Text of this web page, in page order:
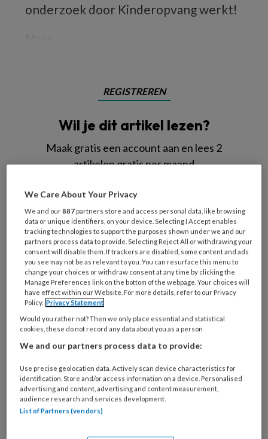
onderzoek door Kinderopvang werkt!
REGISTREREN
Wil je dit artikel lezen?
Maak gratis een account aan en lees 2
artikelen gratis per maand
Al een account of abonnement?
Wat
is
je
e-
mailadres?
* *
Kies
je
wachtwoord*
Kies
functie *
Bij
welke
organisatie
werk
Untitled
We Care About Your Privacy
We and our887 partners store and access personal data, like browsing
data or unique identifiers, on your device. Selecting I Accept enables
tracking technologies to support the purposes shown under we and our
partners process data to provide. Selecting Reject All or withdrawing your
consent will disable them. If trackers are disabled, some content and ads
you see may not be as relevant to you. You can resurface this menu to
change your choices or withdraw consent at any time by clicking the
Manage Preferences link on the bottom of the webpage. Your choices will
have effect within our Website. For more details, refer to our Privacy
Policy. Privacy Statement
Would you rather not? Then we only place essential and statistical
cookies, these do not record any data about you as a person
We and our partners process data to provide:
Use precise geolocation data. Actively scan device characteristics for
identification. Store and/or access information on a device. Personalised
advertising and content, advertising and content measurement,
audience research and services development.
List of Partners (vendors)